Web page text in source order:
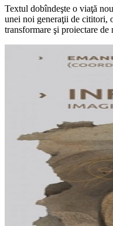
Textul dobîndeşte o viaţă
unei noi generaţii de cititori,
transformare şi proiectare de